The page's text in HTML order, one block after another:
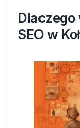
SEO w